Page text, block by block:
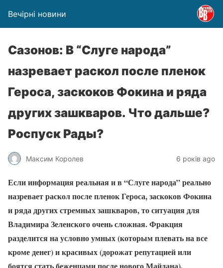
Вечірні новини
Сазонов: В “Слуге народа”
назревает раскол после пленок
Героса, заскоков Фокина и ряда
других зашкваров. Что дальше?
Роспуск Рады?
Максим Королев 6 років ago
Если информация реальная и в “Слуге народа” реально
назревает раскол после пленок Героса, заскоков Фокина
и ряда других стремных зашкваров, то ситуация для
Владимира Зеленского очень сложная. Фракция
разделится на условно умных (которым плевать на все
кроме денег) и красивых (дорожат репутацией или